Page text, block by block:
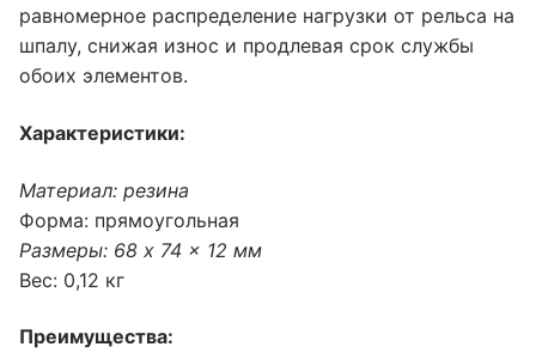
равномерное распределение нагрузки от рельса на
шпалу, снижая износ и продлевая срок службы
обоих элементов.
Характеристики:
Материал: резина
Форма: прямоугольная
Размеры: 68 x 74 x 12 мм
Вес: 0,12 кг
Преимущества: